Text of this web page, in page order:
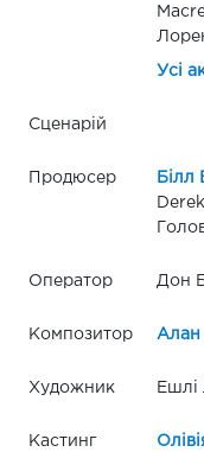
Усі
Сценарій
Продюсер Білл
Оператор Дон
Композитор Алан
Художник Ешлі
Кастинг